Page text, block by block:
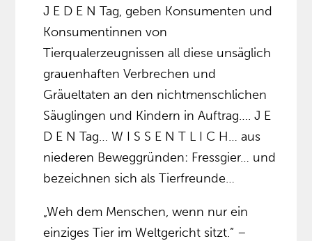
J E D E N Tag, geben Konsumenten und
Konsumentinnen von
Tierqualerzeugnissen all diese unsäglich
grauenhaften Verbrechen und
Gräueltaten an den nichtmenschlichen
Säuglingen und Kindern in Auftrag…. J E
D E N Tag… W I S S E N T L I C H… aus
niederen Beweggründen: Fressgier… und
bezeichnen sich als Tierfreunde…
„Weh dem Menschen, wenn nur ein
einziges Tier im Weltgericht sitzt.” –